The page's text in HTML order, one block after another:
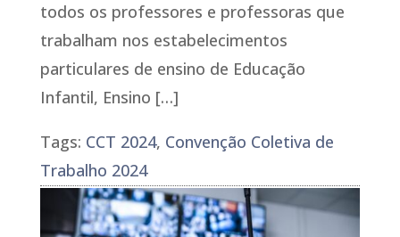
todos os professores e professoras que
trabalham nos estabelecimentos
particulares de ensino de Educação
Infantil, Ensino […]
Tags: CCT 2024, Convenção Coletiva de
Trabalho 2024